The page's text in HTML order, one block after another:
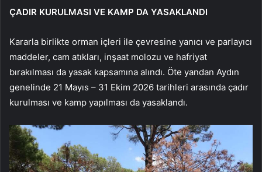
ÇADIR KURULMASI VE KAMP DA YASAKLANDI
Kararla birlikte orman içleri ile çevresine yanıcı ve parlayıcı
maddeler, cam atıkları, inşaat molozu ve hafriyat
bırakılması da yasak kapsamına alındı. Öte yandan Aydın
genelinde 21 Mayıs – 31 Ekim 2026 tarihleri arasında çadır
kurulması ve kamp yapılması da yasaklandı.